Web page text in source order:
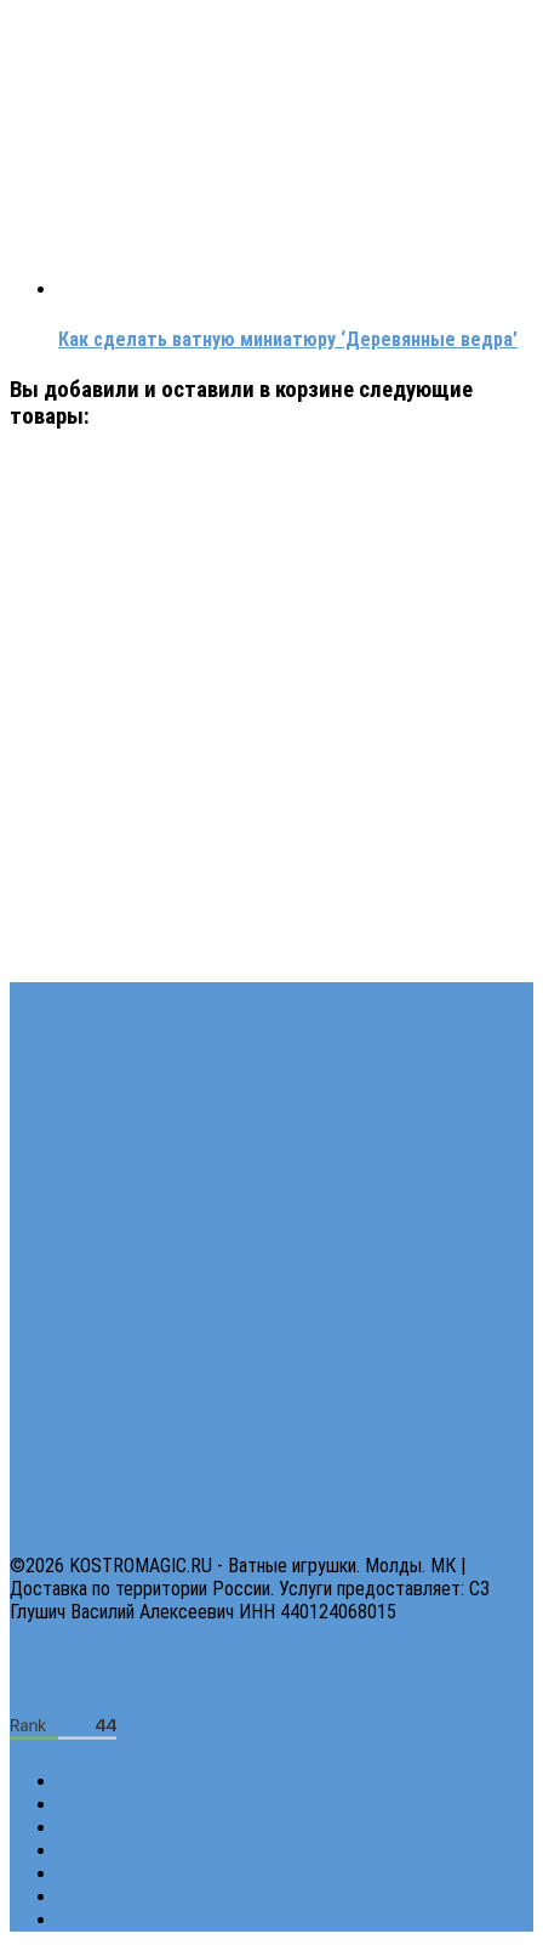
Как сделать ватную миниатюру ‘Деревянные ведра’
Вы добавили и оставили в корзине следующие
товары:
©2026 KOSTROMAGIC.RU - Ватные игрушки. Молды. МК |
Доставка по территории России. Услуги предоставляет: СЗ
Глушич Василий Алексеевич ИНН 440124068015